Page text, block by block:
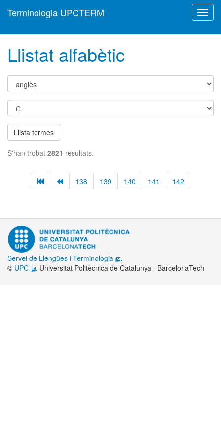
Terminologia UPCTERM
Llistat alfabètic
Llista termes
S'han trobat 2821 resultats.
138 139 140 141 142
Servei de Llengües i Terminologia
.
© UPC . Universitat Politècnica de Catalunya · BarcelonaTech